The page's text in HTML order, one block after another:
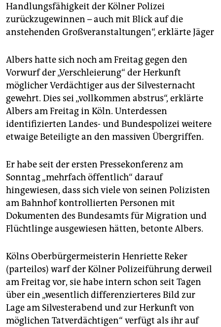
Handlungsfähigkeit der Kölner Polizei
zurückzugewinnen – auch mit Blick auf die
anstehenden Großveranstaltungen“, erklärte Jäger
Albers hatte sich noch am Freitag gegen den
Vorwurf der „Verschleierung“ der Herkunft
möglicher Verdächtiger aus der Silvesternacht
gewehrt. Dies sei „vollkommen abstrus“, erklärte
Albers am Freitag in Köln. Unterdessen
identifizierten Landes- und Bundespolizei weitere
etwaige Beteiligte an den massiven Übergriffen.
Er habe seit der ersten Pressekonferenz am
Sonntag „mehrfach öffentlich“ darauf
hingewiesen, dass sich viele von seinen Polizisten
am Bahnhof kontrollierten Personen mit
Dokumenten des Bundesamts für Migration und
Flüchtlinge ausgewiesen hätten, betonte Albers.
Kölns Oberbürgermeisterin Henriette Reker
(parteilos) warf der Kölner Polizeiführung derweil
am Freitag vor, sie habe intern schon seit Tagen
über ein „wesentlich differenzierteres Bild zur
Lage am Silvesterabend und zur Herkunft von
möglichen Tatverdächtigen“ verfügt als ihr auf